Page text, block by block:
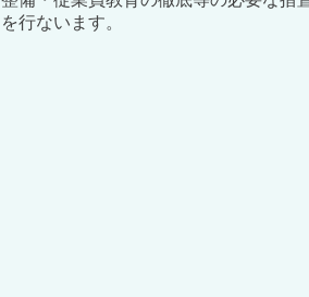
を行ないます。